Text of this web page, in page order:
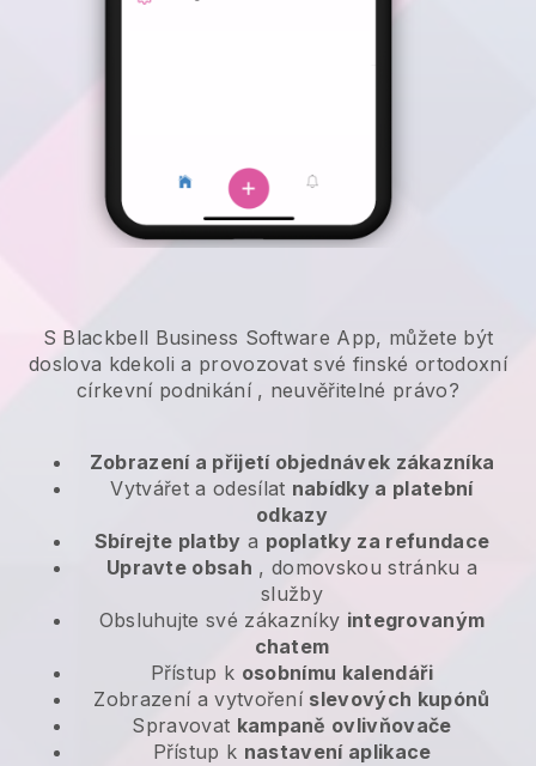
S Blackbell Business Software App, můžete být
doslova kdekoli a provozovat své finské ortodoxní
církevní podnikání, neuvěřitelné právo?
Zobrazení a přijetí objednávek zákazníka
Vytvářet a odesílat nabídky a platební
odkazy
Sbírejte platby a poplatky za refundace
Upravte obsah , domovskou stránku a
služby
Obsluhujte své zákazníky integrovaným
chatem
Přístup k osobnímu kalendáři
Zobrazení a vytvoření slevových kupónů
Spravovat kampaně ovlivňovače
Přístup k nastavení aplikace